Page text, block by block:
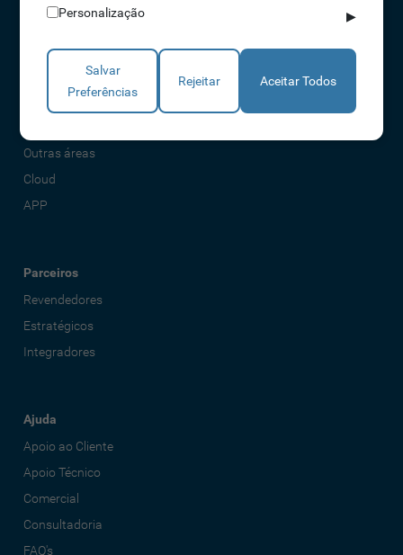
Acessos
Torniquetes
Parques Auto
Rondas e Serviços
Outras áreas
Cloud
APP
Parceiros
Revendedores
Estratégicos
Integradores
Ajuda
Apoio ao Cliente
Apoio Técnico
Comercial
Consultadoria
FAQ's
Personalização ▶
Salvar
Preferências
Rejeitar Aceitar Todos